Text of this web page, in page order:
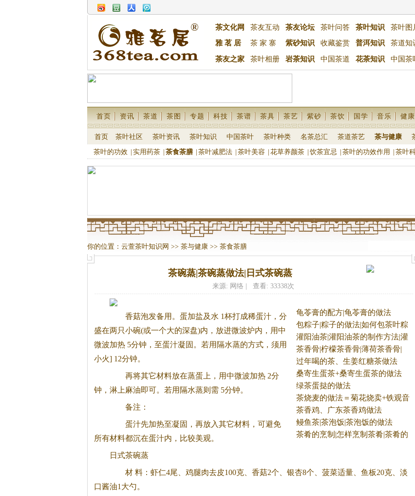
茶文化网 茶友互动 茶友论坛 茶叶问答 茶叶知识 茶叶图
雅 茗 居
茶 家 寨 紫砂知识 收藏鉴赏 普洱知识 茶道知
茶友之家 茶叶相册 岩茶知识 中国茶道 花茶知识 中国茶
首页 资讯 茶道 茶图 专题 科技 茶谱 茶具 茶艺 紫砂 茶饮 国学 音乐 健康
首页 茶叶社区 茶叶资讯 茶叶知识 中国茶叶 茶叶种类 名茶总汇 茶道茶艺 茶与健康
茶叶的功效 实用药茶 茶食茶膳 茶叶减肥法 茶叶美容 花草养颜茶 饮茶宜忌 茶叶的功效作用 茶叶
你的位置： 云萱茶叶知识网 >> 茶与健康>> 茶食茶膳
茶碗蒸|茶碗蒸做法|日式茶碗蒸
来源: 网络 | 查看: 33338次
龟苓膏的配方|龟苓膏的做法
包粽子|粽子的做法|如何包茶叶粽
子
灌阳油茶|灌阳油茶的制作方法|灌
茶香骨|柠檬茶香骨|薄荷茶香骨|
过年喝的茶、生姜红糖茶做法
桑寄生蛋茶+桑寄生蛋茶的做法
绿茶蛋挞的做法
茶烧麦的做法＝菊花烧卖+铁观音
茶香鸡、广东茶香鸡做法
鳗鱼茶|茶泡饭|茶泡饭的做法
茶肴的烹制|怎样烹制茶肴|茶肴的
香菇泡发备用。蛋加盐及水 1杯打成稀蛋汁，分
盛在两只小碗(或一个大的深盘)内，放进微波炉内，用中
微波加热 5分钟，至蛋汁凝固。若用隔水蒸的方式，须用
小火] 12分钟。
再将其它材料放在蒸蛋上，用中微波加热 2分
钟，淋上麻油即可。若用隔水蒸则需 5分钟。
备注：
蛋汁先加热至凝固，再放入其它材料，可避免
所有材料都沉在蛋汁内，比较美观。
日式茶碗蒸
材 料：虾仁4尾、鸡腿肉去皮100克、香菇2个、银杏8个、菠菜适量、鱼板20克、淡
口酱油1大勺。